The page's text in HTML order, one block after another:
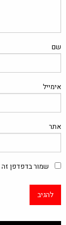
שם
אימייל
אתר
שמור בדפדפן